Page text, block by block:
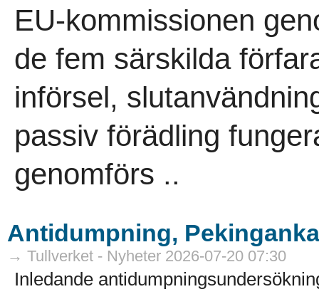
EU-kommissionen
de fem särskilda
införsel,
passiv förädling
genomförs ..
Antidumpning,
→ Tullverket - Nyheter 2026-07-20 07:30
Inledande